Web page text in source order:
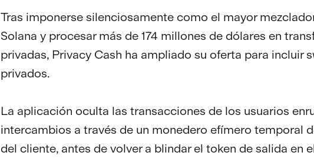
Tras imponerse silenciosamente como el mayor
Solana y procesar más de 174 millones de dólares en
privadas, Privacy Cash ha ampliado su oferta para incluir
privados.
La aplicación oculta las transacciones de los usuarios
intercambios a través de un monedero efímero temporal
del cliente, antes de volver a blindar el token de salida en